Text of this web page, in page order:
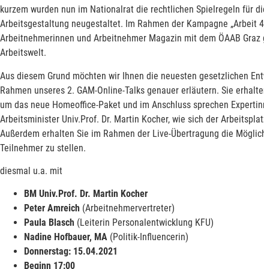
kurzem wurden nun im Nationalrat die rechtlichen Spielregeln für
Arbeitsgestaltung neugestaltet. Im Rahmen der Kampagne „Arbeit
Arbeitnehmerinnen und Arbeitnehmer Magazin mit dem ÖAAB
Arbeitswelt.
Aus diesem Grund möchten wir Ihnen die neuesten gesetzlichen
Rahmen unseres 2. GAM-Online-Talks genauer erläutern. Sie
um das neue Homeoffice-Paket und im Anschluss sprechen
Arbeitsminister Univ.Prof. Dr. Martin Kocher, wie sich der
Außerdem erhalten Sie im Rahmen der Live-Übertragung die
Teilnehmer zu stellen.
diesmal u.a. mit
BM Univ.Prof. Dr. Martin Kocher
Peter Amreich (Arbeitnehmervertreter)
Paula Blasch (Leiterin Personalentwicklung KFU)
Nadine Hofbauer, MA (Politik-Influencerin)
Donnerstag: 15.04.2021
Beginn 17:00